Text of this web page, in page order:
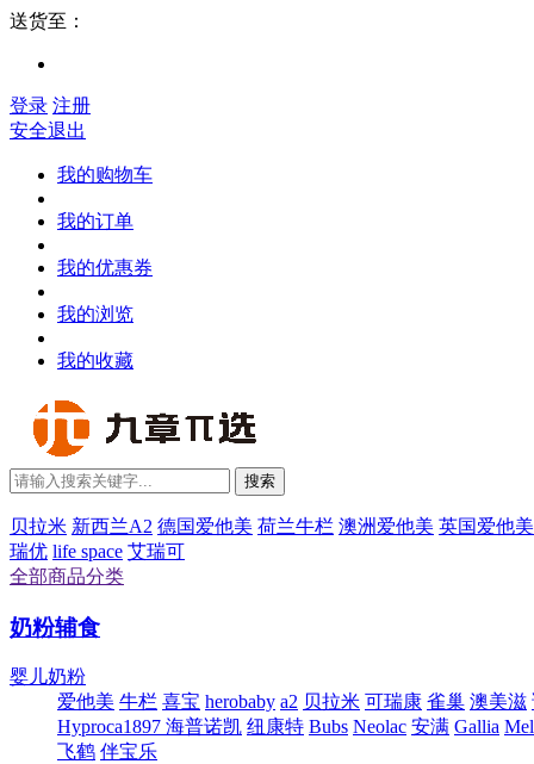
送货至：
登录 注册
安全退出
我的购物车
我的订单
我的优惠券
我的浏览
我的收藏
搜索
贝拉米 新西兰A2 德国爱他美 荷兰牛栏 澳洲爱他美 英国爱他美
瑞优 life space 艾瑞可
全部商品分类
奶粉辅食
婴儿奶粉
爱他美 牛栏 喜宝 herobaby a2 贝拉米 可瑞康 雀巢 澳美滋
Hyproca1897 海普诺凯 纽康特 Bubs Neolac 安满 Gallia
飞鹤 伴宝乐